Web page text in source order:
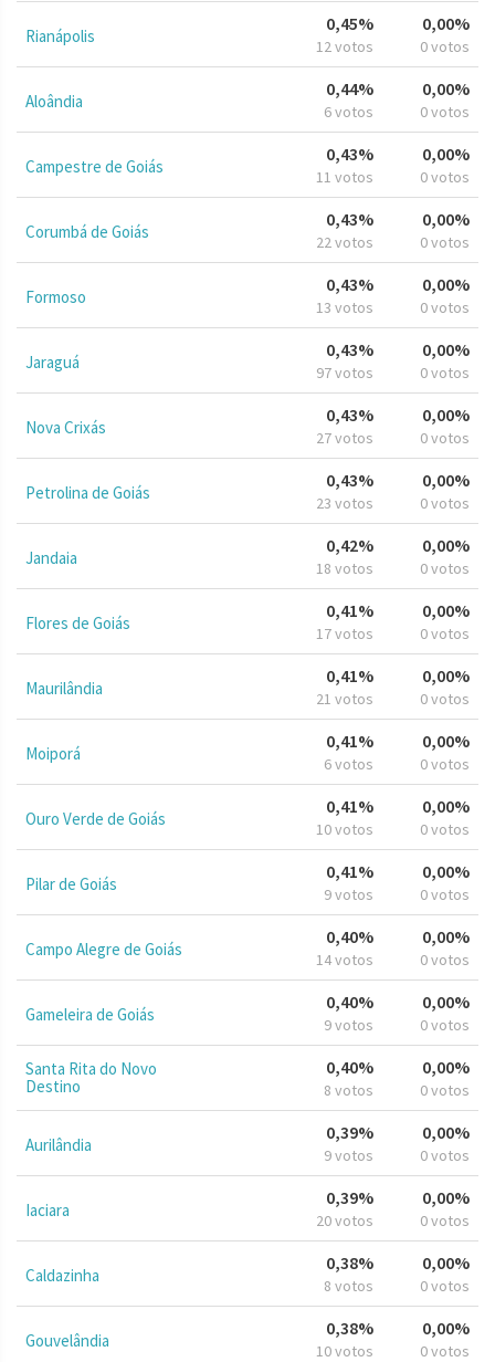
Rianápolis
0,45%
12 votos
0,00%
0 votos
Aloândia
0,44%
6 votos
0,00%
0 votos
Campestre de Goiás
0,43%
11 votos
0,00%
0 votos
Corumbá de Goiás
0,43%
22 votos
0,00%
0 votos
Formoso
0,43%
13 votos
0,00%
0 votos
Jaraguá
0,43%
97 votos
0,00%
0 votos
Nova Crixás
0,43%
27 votos
0,00%
0 votos
Petrolina de Goiás
0,43%
23 votos
0,00%
0 votos
Jandaia
0,42%
18 votos
0,00%
0 votos
Flores de Goiás
0,41%
17 votos
0,00%
0 votos
Maurilândia
0,41%
21 votos
0,00%
0 votos
Moiporá
0,41%
6 votos
0,00%
0 votos
Ouro Verde de Goiás
0,41%
10 votos
0,00%
0 votos
Pilar de Goiás
0,41%
9 votos
0,00%
0 votos
Campo Alegre de Goiás
0,40%
14 votos
0,00%
0 votos
Gameleira de Goiás
0,40%
9 votos
0,00%
0 votos
Santa Rita do Novo
Destino
0,40%
8 votos
0,00%
0 votos
Aurilândia
0,39%
9 votos
0,00%
0 votos
Iaciara
0,39%
20 votos
0,00%
0 votos
Caldazinha
0,38%
8 votos
0,00%
0 votos
Gouvelândia
0,38%
10 votos
0,00%
0 votos